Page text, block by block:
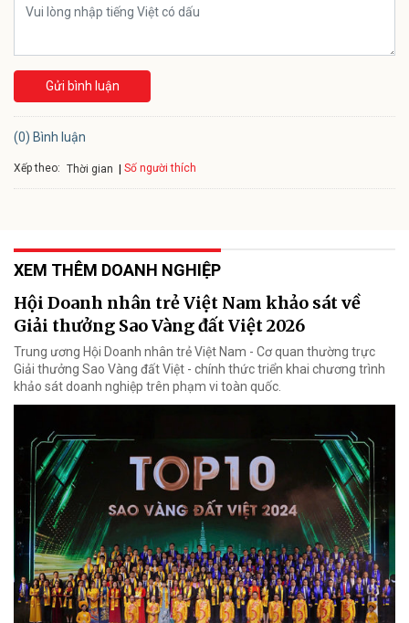
Gửi bình luận
(0) Bình luận
Xếp theo: Thời gian Số người thích
XEM THÊM DOANH NGHIỆP
Hội Doanh nhân trẻ Việt Nam khảo sát về
Giải thưởng Sao Vàng đất Việt 2026
Trung ương Hội Doanh nhân trẻ Việt Nam - Cơ quan thường trực
Giải thưởng Sao Vàng đất Việt - chính thức triển khai chương trình
khảo sát doanh nghiệp trên phạm vi toàn quốc.